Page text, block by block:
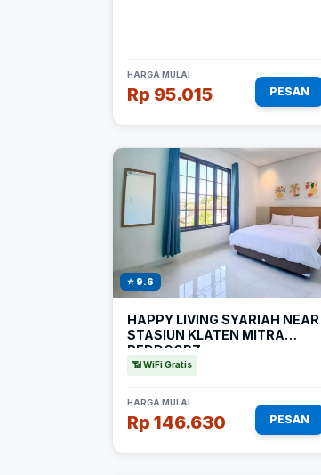
HARGA MULAI
Rp 95.015 PESAN
⭐ 9.6
HAPPY LIVING SYARIAH NEAR
STASIUN KLATEN MITRA
REDDOORZ
📶 WiFi Gratis
HARGA MULAI
Rp 146.630 PESAN